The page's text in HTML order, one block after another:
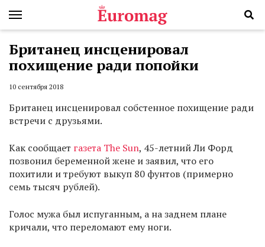
Британец инсценировал
похищение ради попойки
10 сентября 2018
Британец инсценировал собстенное похищение ради
встречи с друзьями.
Как сообщает газета The Sun, 45-летний Ли Форд
позвонил беременной жене и заявил, что его
похитили и требуют выкуп 80 фунтов (примерно
семь тысяч рублей).
Голос мужа был испуганным, а на заднем плане
кричали, что переломают ему ноги.